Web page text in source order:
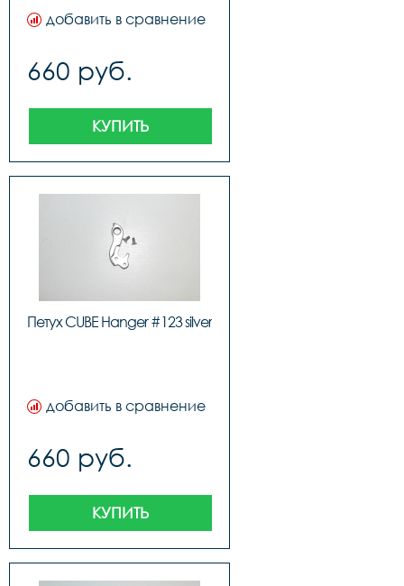
добавить в сравнение
660 руб.
КУПИТЬ
Петух CUBE Hanger #123 silver
добавить в сравнение
660 руб.
КУПИТЬ